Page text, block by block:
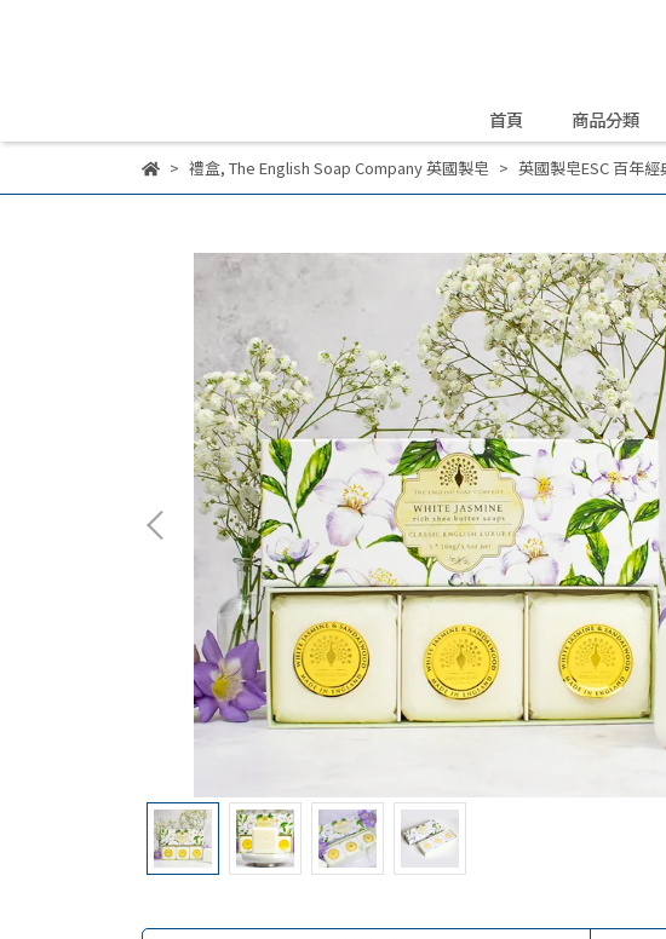
首頁 商品分類
禮盒, The English Soap Company 英國製皂 英國製皂ESC 百年